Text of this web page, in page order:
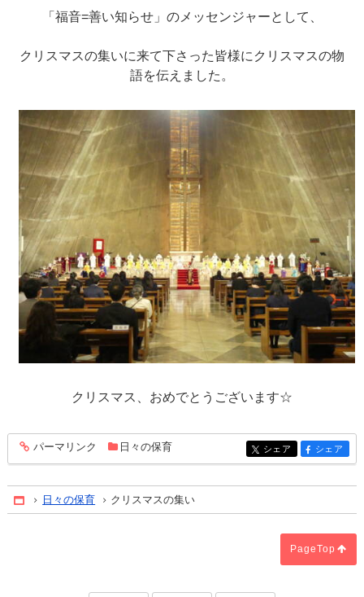
「福音=善い知らせ」のメッセンジャーとして、
クリスマスの集いに来て下さった皆様にクリスマスの物
語を伝えました。
クリスマス、おめでとうございます☆
entry351
パーマリンク 日々の保育 entry351
シェア entry351
シェア
Home
日々の保育 クリスマスの集い
PageTop